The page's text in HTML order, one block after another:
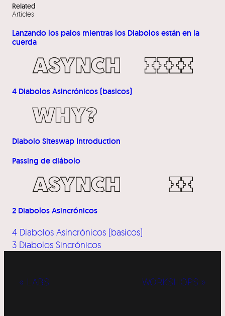
Related
Articles
Lanzando los palos mientras los Diabolos están en la
cuerda
4 Diabolos Asincrónicos (basicos)
Diabolo Siteswap Introduction
Passing de diábolo
2 Diabolos Asincrónicos
4 Diabolos Asincrónicos (basicos)
3 Diabolos Sincrónicos
« LABS WORKSHOPS »